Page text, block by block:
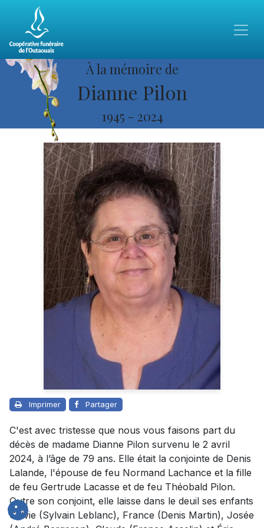
À la mémoire de
Dianne Pilon
1945 - 2024
Imprimer Partager
C'est avec tristesse que nous vous faisons part du
décès de madame Dianne Pilon survenu le 2 avril
2024, à l’âge de 79 ans. Elle était la conjointe de Denis
Lalande, l'épouse de feu Normand Lachance et la fille
de feu Gertrude Lacasse et de feu Théobald Pilon.
Outre son conjoint, elle laisse dans le deuil ses enfants
Sylvie (Sylvain Leblanc), France (Denis Martin), Josée